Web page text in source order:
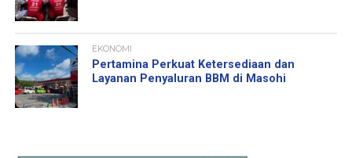
EKONOMI
Pertamina Perkuat Ketersediaan dan
Layanan Penyaluran BBM di Masohi